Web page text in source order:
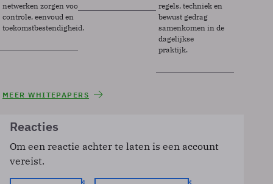
netwerken zorgen voor
controle, eenvoud en
toekomstbestendigheid.
regels, techniek en
bewust gedrag
samenkomen in de
dagelijkse
praktijk.
MEER WHITEPAPERS
Reacties
Om een reactie achter te laten is een account
vereist.